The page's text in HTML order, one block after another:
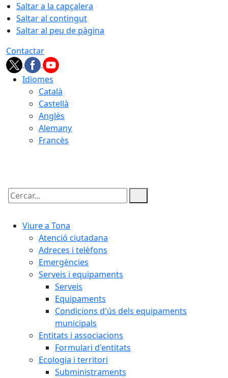
Saltar a la capçalera
Saltar al contingut
Saltar al peu de pàgina
Contactar
Idiomes
Català
Castellà
Anglès
Alemany
Francès
Cercar:
Viure a Tona
Atenció ciutadana
Adreces i telèfons
Emergències
Serveis i equipaments
Serveis
Equipaments
Condicions d'ús dels equipaments
municipals
Entitats i associacions
Formulari d'entitats
Ecologia i territori
Subministraments